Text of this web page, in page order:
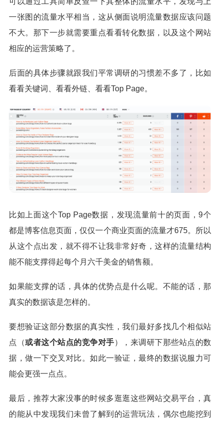
一张图的流量水平相当，这从侧面说明流量数据应该问题
不大。那下一步就需要重点看看转化数据，以及这个网站
相应的运营策略了。
后面的具体步骤就跟我们平常调研的习惯差不多了，比如
看看关键词、看看外链、看看Top Page。
比如上面这个Top Page数据，发现流量前十的页面，9个
都是博客信息页面，仅仅一个商业页面的流量才675。所以
从这个点出发，就不得不让我非常好奇，这样的流量结构
能不能支撑得起每个月六千美金的销售额。
如果能支撑的话，具体的优势点是什么呢。不能的话，那
真实的数据该是怎样的。
要想验证这部分数据的真实性，我们最好多找几个相似站
点（或者这个站点的竞争对手），来调研下那些站点的数
据，做一下交叉对比。如此一验证，最终的数据说服力可
能会更强一点点。
最后，推荐大家没事的时候多逛逛这些网站交易平台，真
的能从中发现我们未曾了解到的运营玩法，偶尔也能挖到